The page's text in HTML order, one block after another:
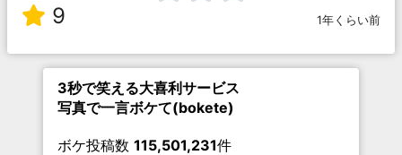
9 1年くらい前
3秒で笑える大喜利サービス
写真で一言ボケて(bokete)
ボケ投稿数 115,501,231件